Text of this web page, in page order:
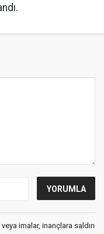
imalar, inançlara saldırı